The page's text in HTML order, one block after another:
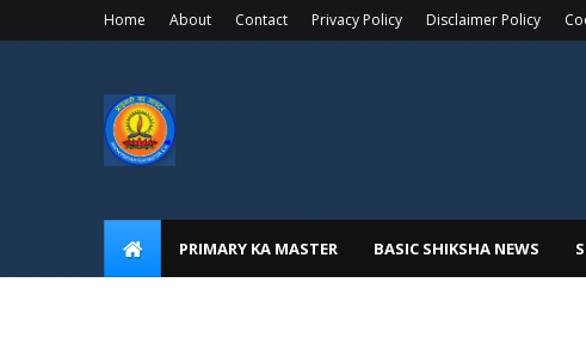
Home About Contact Privacy Policy Disclaimer Policy
PRIMARY KA MASTER BASIC SHIKSHA NEWS